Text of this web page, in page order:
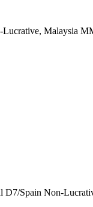
Malaysia
Non-